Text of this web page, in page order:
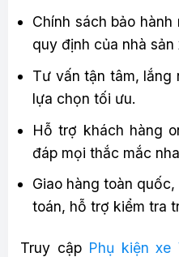
Chính sách bảo
quy định của nhà sản
Tư vấn tận tâm, lắng
lựa chọn tối ưu.
Hỗ trợ khách hàng
đáp mọi thắc mắc
Giao hàng toàn
toán, hỗ trợ kiểm tra
Truy cập Phụ kiện xe